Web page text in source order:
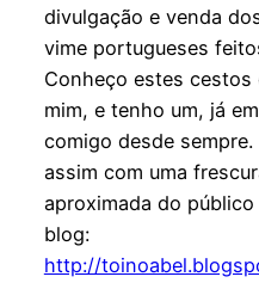
divulgação e venda
vime portugueses
Conheço estes cestos
mim, e tenho um, já
comigo desde
assim com uma
aproximada do
blog:
http://